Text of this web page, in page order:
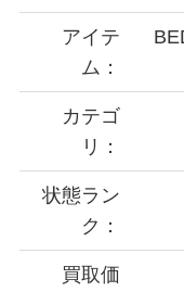
アイテ
ム：
カテゴ
リ：
状態ラン
ク：
買取価